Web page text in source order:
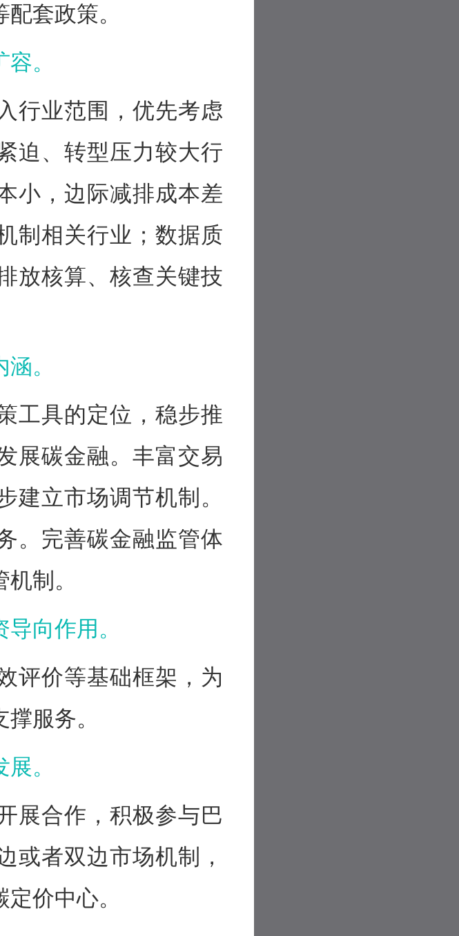
套政策。
。
行业范围，优先考虑
迫、转型压力较大行
小，边际减排成本差
制相关行业；数据质
放核算、核查关键技
。
工具的定位，稳步推
展碳金融。丰富交易
建立市场调节机制。
。完善碳金融监管体
制。
向作用。
评价等基础框架，为
服务。
。
展合作，积极参与巴
或者双边市场机制，
价中心。